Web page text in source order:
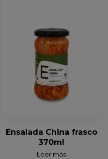
Ensalada China frasco
370ml
Leer más